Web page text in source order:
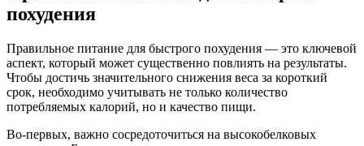
похудения
Правильное питание для быстрого похудения — это ключевой
аспект, который может существенно повлиять на результаты.
Чтобы достичь значительного снижения веса за короткий
срок, необходимо учитывать не только количество
потребляемых калорий, но и качество пищи.
Во-первых, важно сосредоточиться на высокобелковых